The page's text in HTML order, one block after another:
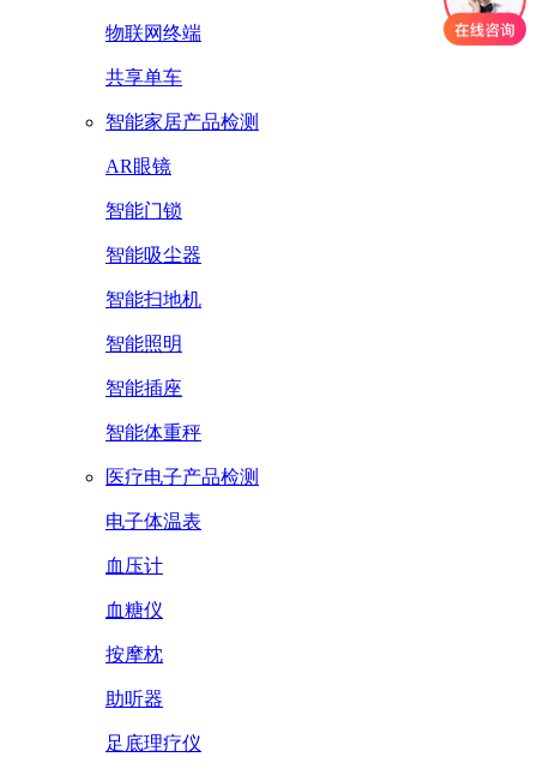
物联网终端
共享单车
智能家居产品检测
AR眼镜
智能门锁
智能吸尘器
智能扫地机
智能照明
智能插座
智能体重秤
医疗电子产品检测
电子体温表
血压计
血糖仪
按摩枕
助听器
足底理疗仪